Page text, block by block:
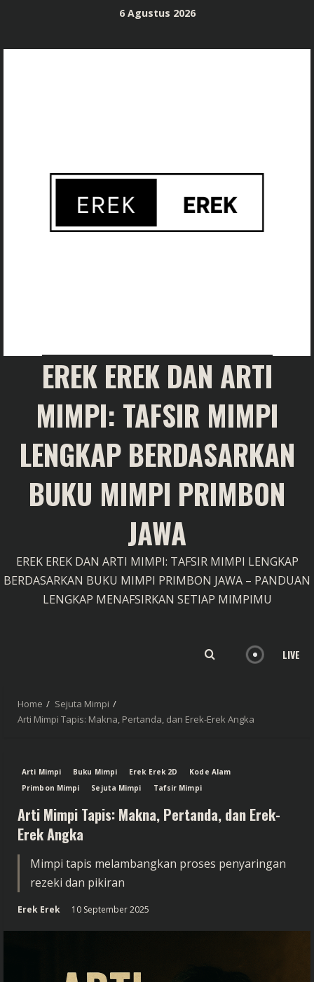
content
6 Agustus 2026
EREK EREK DAN ARTI
MIMPI: TAFSIR MIMPI
LENGKAP BERDASARKAN
BUKU MIMPI PRIMBON
JAWA
EREK EREK DAN ARTI MIMPI: TAFSIR MIMPI LENGKAP
BERDASARKAN BUKU MIMPI PRIMBON JAWA – PANDUAN
LENGKAP MENAFSIRKAN SETIAP MIMPIMU
LIVE
Home
Sejuta Mimpi
Arti Mimpi Tapis: Makna, Pertanda, dan Erek-Erek Angka
Arti Mimpi Buku Mimpi Erek Erek 2D
Kode Alam
Primbon Mimpi
Sejuta Mimpi Tafsir Mimpi
Arti Mimpi Tapis: Makna, Pertanda, dan Erek-
Erek Angka
Mimpi tapis melambangkan proses penyaringan
rezeki dan pikiran
Erek Erek 10 September 2025